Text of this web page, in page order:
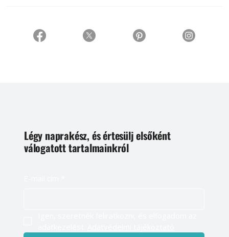
Légy naprakész, és értesülj elsőként
válogatott tartalmainkról